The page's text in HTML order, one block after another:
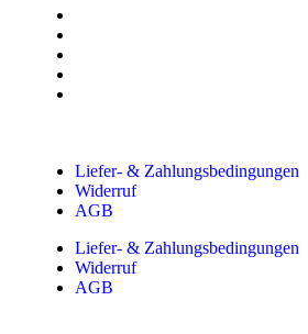
Liefer- & Zahlungsbedingungen
Widerruf
AGB
Liefer- & Zahlungsbedingungen
Widerruf
AGB